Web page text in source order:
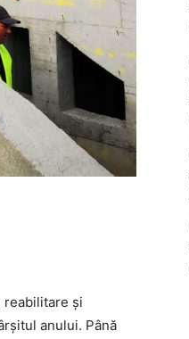
reabilitare și
anului. Până